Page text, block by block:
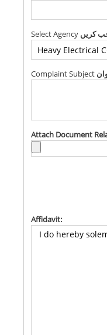
Select Agency کریں
Complaint Subject
Affidavit: